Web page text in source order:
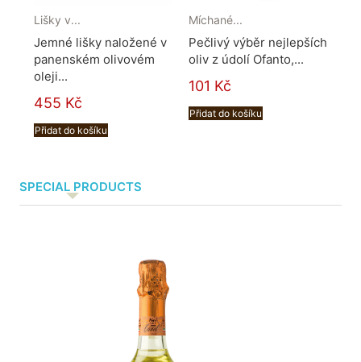
Lišky v...
Jemné lišky naložené v
panenském olivovém
oleji...
455 Kč
Přidat do košíku
Míchané...
Pečlivý výběr nejlepších
oliv z údolí Ofanto,...
101 Kč
Přidat do košíku
SPECIAL PRODUCTS